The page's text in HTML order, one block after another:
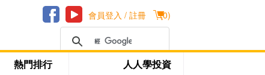
(0)
會員登入 / 註冊
熱門排行 人人學投資